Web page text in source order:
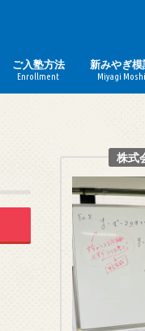
ご入塾方法
Enrollment
新みやぎ模
Miyagi Moshi
株式